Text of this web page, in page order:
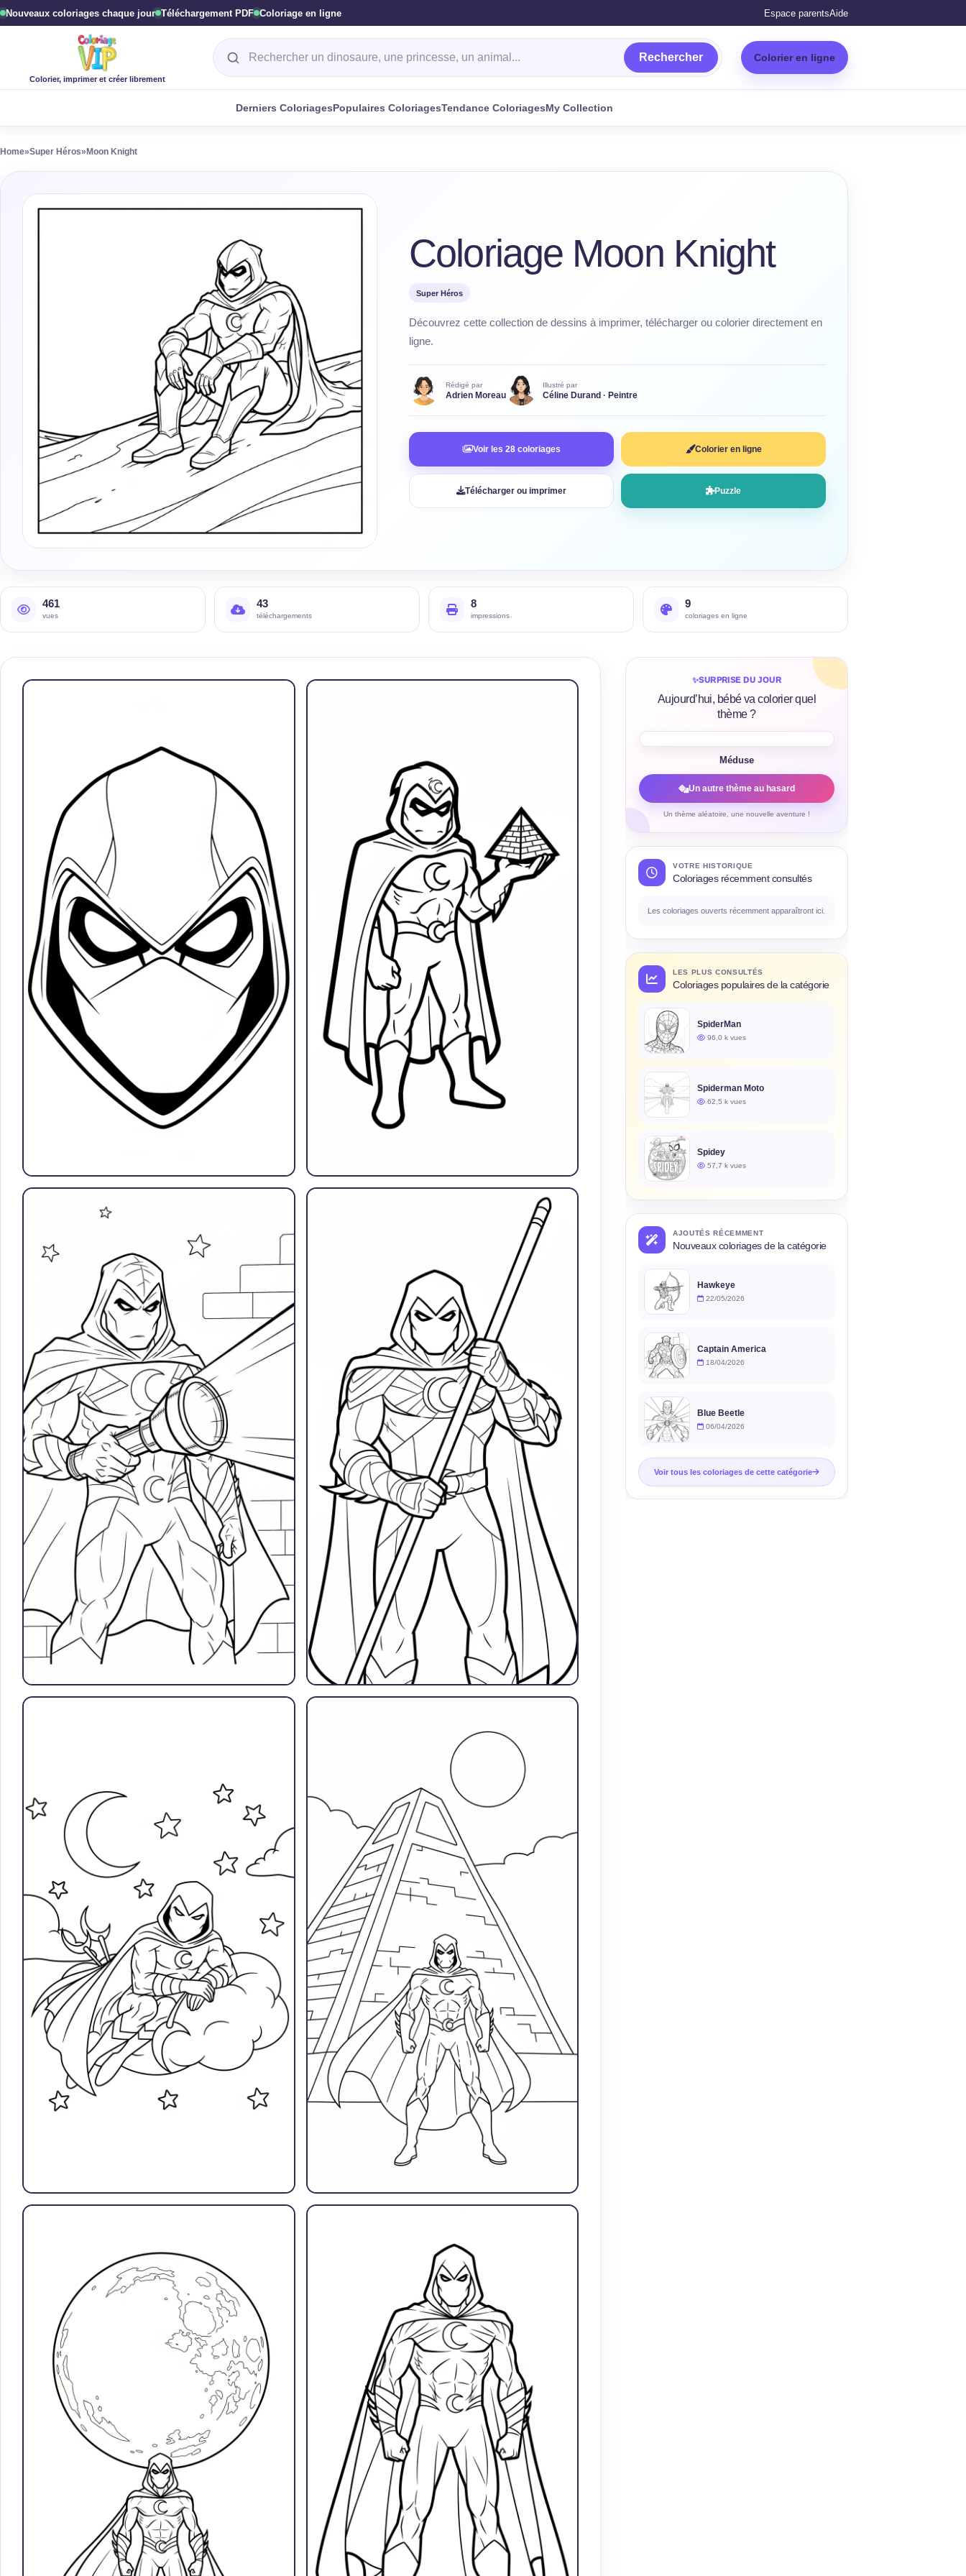
Nouveaux coloriages chaque jour Téléchargement PDF Coloriage en ligne Espace parentsAide
Colorier, imprimer et créer librement
Rechercher un coloriage
Rechercher Colorier en ligne
Derniers ColoriagesPopulaires ColoriagesTendance ColoriagesMy Collection
Home»Super Héros» Moon Knight
Coloriage Moon Knight
Super Héros
Découvrez cette collection de dessins à imprimer, télécharger ou colorier directement en
ligne.
Rédigé par
Adrien Moreau
Illustré par
Céline Durand · Peintre
Voir les 28 coloriages Colorier en ligne
Télécharger ou imprimer Puzzle
461
vues
43
téléchargements
8
impressions
9
coloriages en ligne
✨SURPRISE DU JOUR
Aujourd’hui, bébé va colorier quel
thème ?
Méduse
Un autre thème au hasard
Un thème aléatoire, une nouvelle aventure !
VOTRE HISTORIQUE
Coloriages récemment consultés
Les coloriages ouverts récemment apparaîtront ici.
LES PLUS CONSULTÉS
Coloriages populaires de la catégorie
SpiderMan
96,0 k vues
Spiderman Moto
62,5 k vues
Spidey
57,7 k vues
AJOUTÉS RÉCEMMENT
Nouveaux coloriages de la catégorie
Hawkeye
22/05/2026
Captain America
18/04/2026
Blue Beetle
06/04/2026
Voir tous les coloriages de cette catégorie